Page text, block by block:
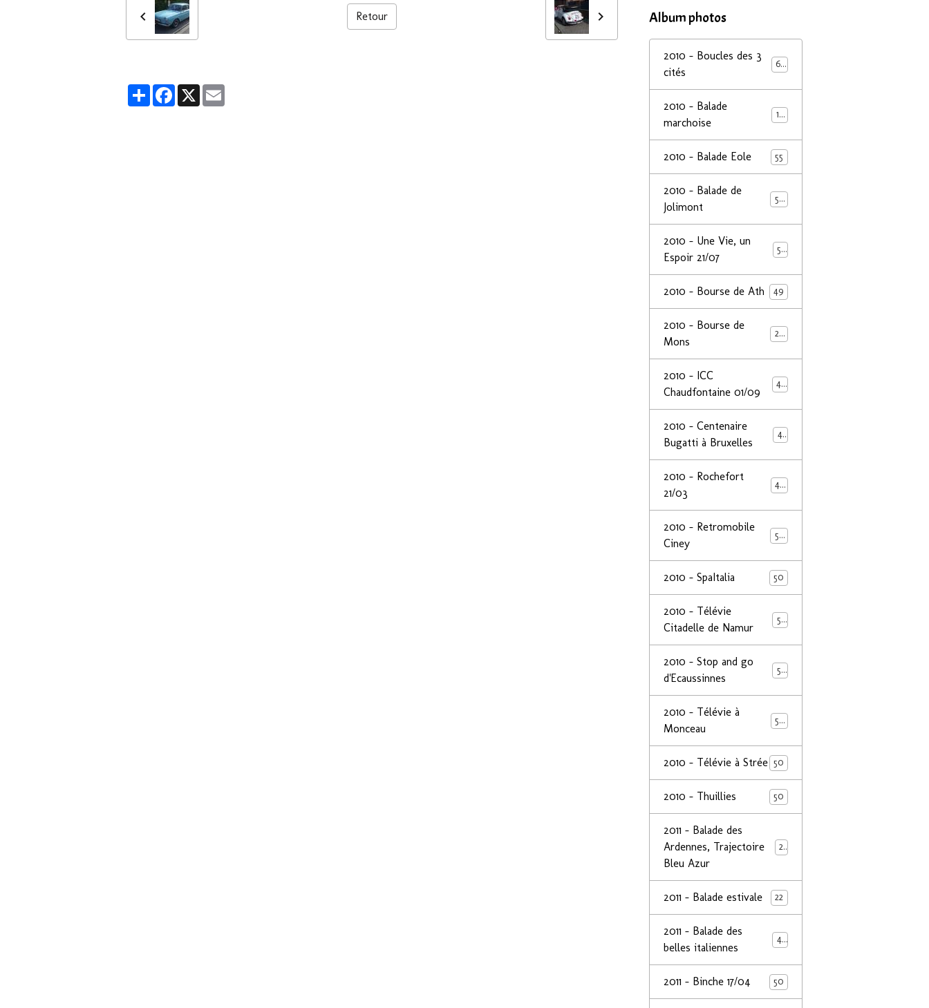
Retour
PartagerFacebook
X
Album photos
2010 - Boucles des 3
cités
68
2010 - Balade
marchoise
14
2010 - Balade Eole 55
2010 - Balade de
Jolimont
50
2010 - Une Vie, un
Espoir 21/07
53
2010 - Bourse de Ath 49
2010 - Bourse de
Mons
29
2010 - ICC
Chaudfontaine 01/09
44
2010 - Centenaire
Bugatti à Bruxelles
44
2010 - Rochefort
21/03
47
2010 - Retromobile
Ciney
50
2010 - SpaItalia 50
2010 - Télévie
Citadelle de Namur
50
2010 - Stop and go
d'Ecaussinnes
50
2010 - Télévie à
Monceau
50
2010 - Télévie à Strée 50
2010 - Thuillies 50
2011 - Balade des
Ardennes, Trajectoire
Bleu Azur
24
2011 - Balade estivale 22
2011 - Balade des
belles italiennes
49
2011 - Binche 17/04 50